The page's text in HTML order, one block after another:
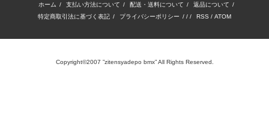
ホーム / 支払い方法について / 配送・送料について / 返品について /
特定商取引法に基づく表記 / プライバシーポリシー / / / RSS / ATOM
Copyright©2007 ”zitensyadepo bmx” All Rights Reserved.